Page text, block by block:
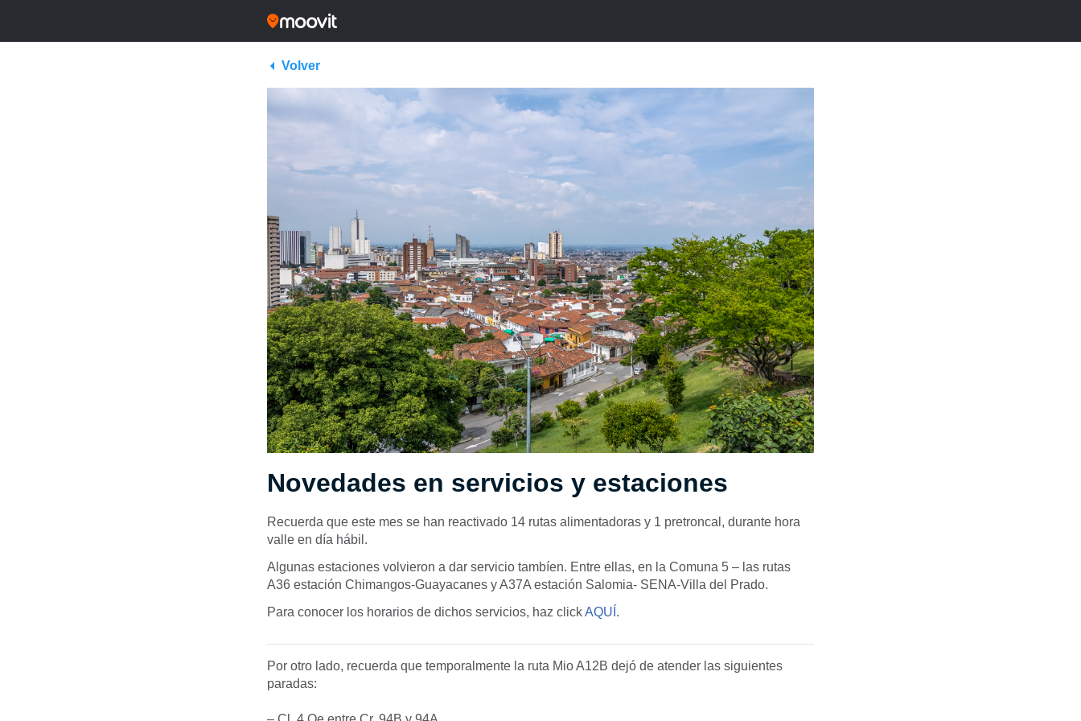
Volver
Novedades en servicios y estaciones
Recuerda que este mes se han reactivado 14 rutas alimentadoras y 1 pretroncal, durante hora
valle en día hábil.
Algunas estaciones volvieron a dar servicio tambíen. Entre ellas, en la Comuna 5 – las rutas
A36 estación Chimangos-Guayacanes y A37A estación Salomia- SENA-Villa del Prado.
Para conocer los horarios de dichos servicios, haz clickAQUÍ .
Por otro lado, recuerda que temporalmente a ruta Mio A12B dejó de atender las siguientes
paradas: